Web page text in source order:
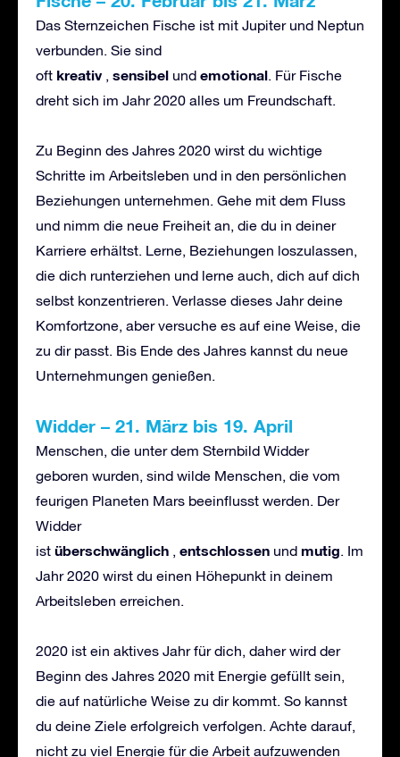
Das Sternzeichen Fische ist mit Jupiter und Neptun
verbunden. Sie sind
oft kreativ , sensibel und emotional. Für Fische
dreht sich im Jahr 2020 alles um Freundschaft.
Zu Beginn des Jahres 2020 wirst du wichtige
Schritte im Arbeitsleben und in den persönlichen
Beziehungen unternehmen. Gehe mit dem Fluss
und nimm die neue Freiheit an, die du in deiner
Karriere erhältst. Lerne, Beziehungen loszulassen,
die dich runterziehen und lerne auch, dich auf dich
selbst konzentrieren. Verlasse dieses Jahr deine
Komfortzone, aber versuche es auf eine Weise, die
zu dir passt. Bis Ende des Jahres kannst du neue
Unternehmungen genießen.
Widder – 21. März bis 19. April
Menschen, die unter dem Sternbild Widder
geboren wurden, sind wilde Menschen, die vom
feurigen Planeten Mars beeinflusst werden. Der
Widder
ist überschwänglich , entschlossen und mutig. Im
Jahr 2020 wirst du einen Höhepunkt in deinem
Arbeitsleben erreichen.
2020 ist ein aktives Jahr für dich, daher wird der
Beginn des Jahres 2020 mit Energie gefüllt sein,
die auf natürliche Weise zu dir kommt. So kannst
du deine Ziele erfolgreich verfolgen. Achte darauf,
nicht zu viel Energie für die Arbeit aufzuwenden